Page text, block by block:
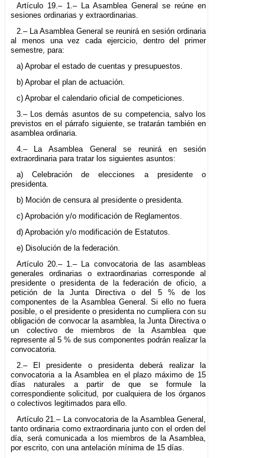
Artículo 19.– 1.– La Asamblea General se reúne en
sesiones ordinarias y extraordinarias.
2.– La Asamblea General se reunirá en sesión ordinaria
al menos una vez cada ejercicio, dentro del primer
semestre, para:
a) Aprobar el estado de cuentas y presupuestos.
b) Aprobar el plan de actuación.
c) Aprobar el calendario oficial de competiciones.
3.– Los demás asuntos de su competencia, salvo los
previstos en el párrafo siguiente, se tratarán también en
asamblea ordinaria.
4.– La Asamblea General se reunirá en sesión
extraordinaria para tratar los siguientes asuntos:
a) Celebración de elecciones a presidente o
presidenta.
b) Moción de censura al presidente o presidenta.
c) Aprobación y/o modificación de Reglamentos.
d) Aprobación y/o modificación de Estatutos.
e) Disolución de la federación.
Artículo 20.– 1.– La convocatoria de las asambleas
generales ordinarias o extraordinarias corresponde al
presidente o presidenta de la federación de oficio, a
petición de la Junta Directiva o del 5 % de los
componentes de la Asamblea General. Si ello no fuera
posible, o el presidente o presidenta no cumpliera con su
obligación de convocar la asamblea, la Junta Directiva o
un colectivo de miembros de la Asamblea que
represente al 5 % de sus componentes podrán realizar la
convocatoria.
2.– El presidente o presidenta deberá realizar la
convocatoria a la Asamblea en el plazo máximo de 15
días naturales a partir de que se formule la
correspondiente solicitud, por cualquiera de los órganos
o colectivos legitimados para ello.
Artículo 21.– La convocatoria de la Asamblea General,
tanto ordinaria como extraordinaria junto con el orden del
día, será comunicada a los miembros de la Asamblea,
por escrito, con una antelación mínima de 15 días.